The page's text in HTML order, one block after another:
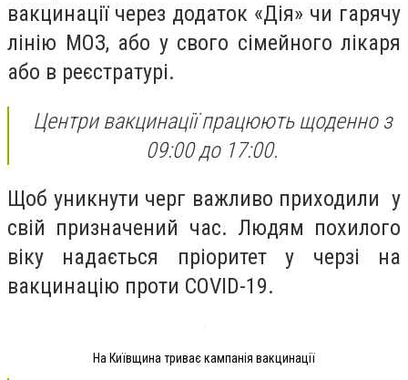
вакцинації через додаток «Дія» чи гарячу
лінію МОЗ, або у свого сімейного лікаря
або в реєстратурі.
Центри вакцинації працюють щоденно з
09:00 до 17:00.
Щоб уникнути черг важливо приходили у
свій призначений час. Людям похилого
віку надається пріоритет у черзі на
вакцинацію проти COVID-19.
На Київщина триває кампанія вакцинації